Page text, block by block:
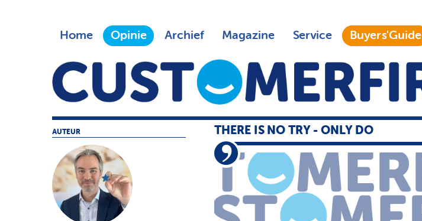
Home Opinie Archief Magazine Service Buyers'Guide
THERE IS NO TRY - ONLY DO
AUTEUR